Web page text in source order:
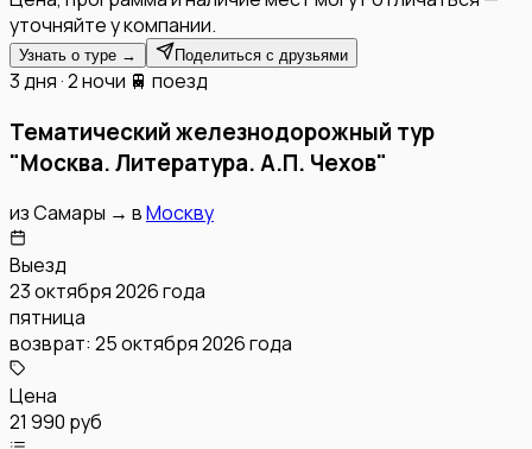
уточняйте у компании.
Узнать о туре → Поделиться с друзьями
3 дня · 2 ночи 🚆 поезд
Тематический железнодорожный тур
"Москва. Литература. А.П. Чехов"
изСамары → вМоскву
Выезд
23 октября 2026 года
пятница
возврат: 25 октября 2026 года
Цена
21 990 руб